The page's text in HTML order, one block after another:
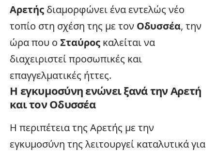
Αρετής διαμορφώνει ένα εντελώς νέο
τοπίο στη σχέση της με τον Οδυσσέα, την
ώρα που ο Σταύρος καλείται να
διαχειριστεί προσωπικές και
επαγγελματικές ήττες.
Η εγκυμοσύνη ενώνει ξανά την Αρετή
και τον Οδυσσέα
Η περιπέτεια της Αρετής με την
εγκυμοσύνη της λειτουργεί καταλυτικά για